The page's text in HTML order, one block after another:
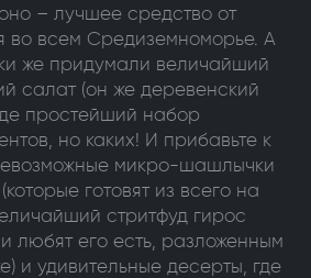
– лучшее средство от
во всем Средиземноморье. А
же придумали величайший
салат (он же деревенский
простейший набор
но каких! И прибавьте к
микро-шашлычки
готовят из всего на
стритфуд гирос
любят его есть, разложенным
и удивительные десерты, где